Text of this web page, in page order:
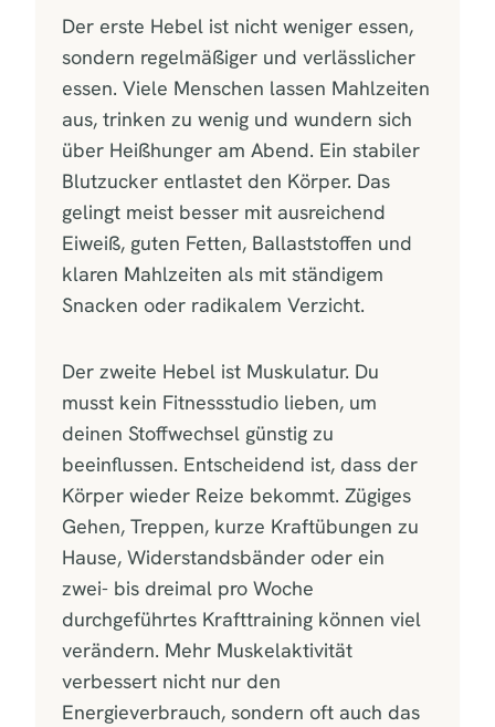
Der erste Hebel ist nicht weniger essen,
sondern regelmäßiger und verlässlicher
essen. Viele Menschen lassen Mahlzeiten
aus, trinken zu wenig und wundern sich
über Heißhunger am Abend. Ein stabiler
Blutzucker entlastet den Körper. Das
gelingt meist besser mit ausreichend
Eiweiß, guten Fetten, Ballaststoffen und
klaren Mahlzeiten als mit ständigem
Snacken oder radikalem Verzicht.
Der zweite Hebel ist Muskulatur. Du
musst kein Fitnessstudio lieben, um
deinen Stoffwechsel günstig zu
beeinflussen. Entscheidend ist, dass der
Körper wieder Reize bekommt. Zügiges
Gehen, Treppen, kurze Kraftübungen zu
Hause, Widerstandsbänder oder ein
zwei- bis dreimal pro Woche
durchgeführtes Krafttraining können viel
verändern. Mehr Muskelaktivität
verbessert nicht nur den
Energieverbrauch, sondern oft auch das